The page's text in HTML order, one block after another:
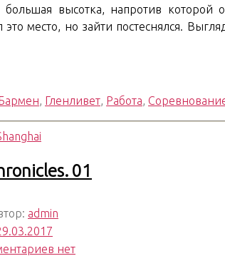
высотка, напротив которой
место, но зайти постеснялся.
Гленливет Работа
Рубрики
01
admin
кнет